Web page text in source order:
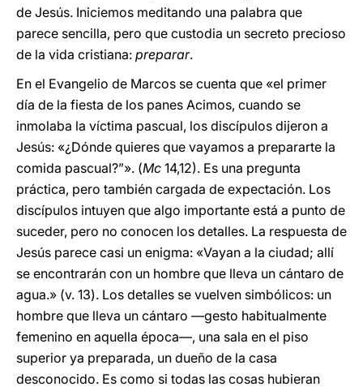
de Jesús. Iniciemos meditando una palabra que
parece sencilla, pero que custodia un secreto precioso
de la vida cristiana: preparar.
En el Evangelio de Marcos se cuenta que «el primer
día de la fiesta de los panes Acimos, cuando se
inmolaba la víctima pascual, los discípulos dijeron a
Jesús: «¿Dónde quieres que vayamos a prepararte la
comida pascual?”». (Mc 14,12). Es una pregunta
práctica, pero también cargada de expectación. Los
discípulos intuyen que algo importante está a punto de
suceder, pero no conocen los detalles. La respuesta de
Jesús parece casi un enigma: «Vayan a la ciudad; allí
se encontrarán con un hombre que lleva un cántaro de
agua.» (v. 13). Los detalles se vuelven simbólicos: un
hombre que lleva un cántaro —gesto habitualmente
femenino en aquella época—, una sala en el piso
superior ya preparada, un dueño de la casa
desconocido. Es como si todas las cosas hubieran